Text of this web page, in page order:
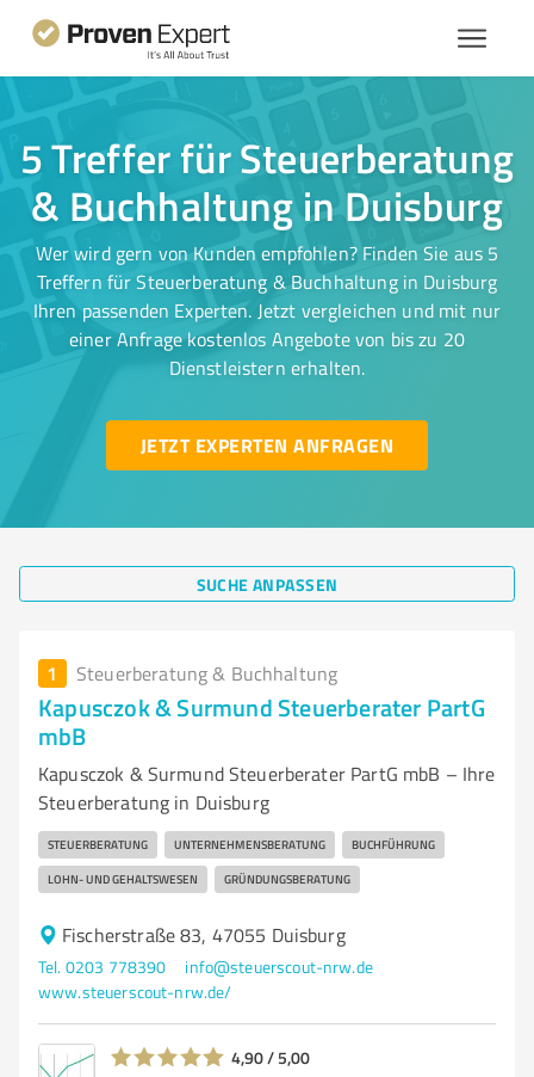
5 Treffer für Steuerberatung
& Buchhaltung in Duisburg
Wer wird gern von Kunden empfohlen? Finden Sie aus 5
Treffern für Steuerberatung & Buchhaltung in Duisburg
Ihren passenden Experten. Jetzt vergleichen und mit nur
einer Anfrage kostenlos Angebote von bis zu 20
Dienstleistern erhalten.
JETZT EXPERTEN ANFRAGEN
SUCHE ANPASSEN
1 Steuerberatung & Buchhaltung
Kapusczok & Surmund Steuerberater PartG
mbB
Kapusczok & Surmund Steuerberater PartG mbB – Ihre
Steuerberatung in Duisburg
STEUERBERATUNG UNTERNEHMENSBERATUNG BUCHFÜHRUNG
LOHN- UND GEHALTSWESEN GRÜNDUNGSBERATUNG
Fischerstraße 83, 47055 Duisburg
Tel. 0203 778390
info@steuerscout-nrw.de
www.steuerscout-nrw.de/
4,90 / 5,00